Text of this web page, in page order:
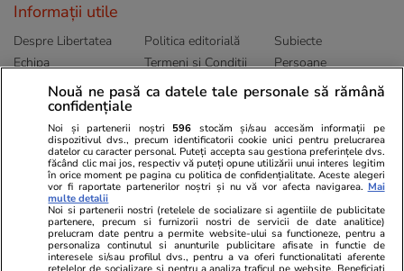
Informații utile
Despre Libertatea
Echipa
Publicitate
Politica de
confidențialitate
Politica editorială
Termeni și Conditii
Abonamente
Subiecte
Persoane
Sitemap
Ringier România
Libertatea pentru
Unica.ro
Program TV
ELLE
Gazeta Sporturilor
Stiri mondene
Calculator sarcina
Locuri de muncă
Imobiliare.ro
Jobradar24
Imoradar24
Nouă ne pasă ca datele tale personale să rămână
confidențiale
Noi și partenerii noștri 596 stocăm și/sau accesăm informații pe
dispozitivul dvs., precum identificatorii cookie unici pentru prelucrarea
datelor cu caracter personal. Puteți accepta sau gestiona preferințele dvs.
făcând clic mai jos, respectiv vă puteți opune utilizării unui interes legitim
în orice moment pe pagina cu politica de confidențialitate. Aceste alegeri
vor fi raportate partenerilor noștri și nu vă vor afecta navigarea. Mai
multe detalii
Noi si partenerii nostri (retelele de socializare si agentiile de publicitate
partenere, precum si furnizorii nostri de servicii de date analitice)
prelucram date pentru a permite website-ului sa functioneze, pentru a
personaliza continutul si anunturile publicitare afisate in functie de
interesele si/sau profilul dvs., pentru a va oferi functionalitati aferente